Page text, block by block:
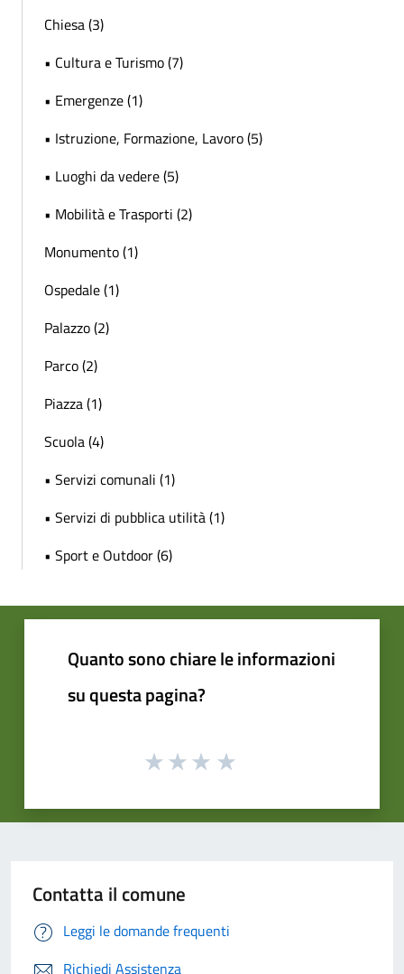
Chiesa (3)
• Cultura e Turismo (7)
• Emergenze (1)
• Istruzione, Formazione, Lavoro (5)
• Luoghi da vedere (5)
• Mobilità e Trasporti (2)
Monumento (1)
Ospedale (1)
Palazzo (2)
Parco (2)
Piazza (1)
Scuola (4)
• Servizi comunali (1)
• Servizi di pubblica utilità (1)
• Sport e Outdoor (6)
Quanto sono chiare le informazioni
su questa pagina?
Contatta il comune
Leggi le domande frequenti
Richiedi Assistenza